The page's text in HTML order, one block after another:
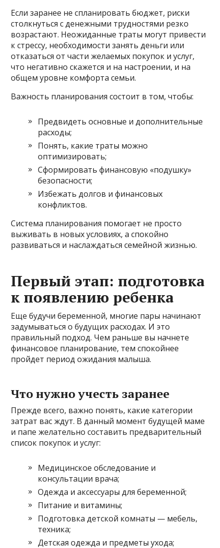
Если заранее не спланировать бюджет, риски
столкнуться с денежными трудностями резко
возрастают. Неожиданные траты могут привести
к стрессу, необходимости занять деньги или
отказаться от части желаемых покупок и услуг,
что негативно скажется и на настроении, и на
общем уровне комфорта семьи.
Важность планирования состоит в том, чтобы:
Предвидеть основные и дополнительные
расходы;
Понять, какие траты можно
оптимизировать;
Сформировать финансовую «подушку»
безопасности;
Избежать долгов и финансовых
конфликтов.
Система планирования помогает не просто
выживать в новых условиях, а спокойно
развиваться и наслаждаться семейной жизнью.
Первый этап: подготовка
к появлению ребенка
Еще будучи беременной, многие пары начинают
задумываться о будущих расходах. И это
правильный подход. Чем раньше вы начнете
финансовое планирование, тем спокойнее
пройдет период ожидания малыша.
Что нужно учесть заранее
Прежде всего, важно понять, какие категории
затрат вас ждут. В данный момент будущей маме
и папе желательно составить предварительный
список покупок и услуг:
Медицинское обследование и
консультации врача;
Одежда и аксессуары для беременной;
Питание и витамины;
Подготовка детской комнаты — мебель,
техника;
Детская одежда и предметы ухода;